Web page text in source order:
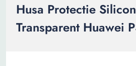
Husa Protectie
Transparent Huawei